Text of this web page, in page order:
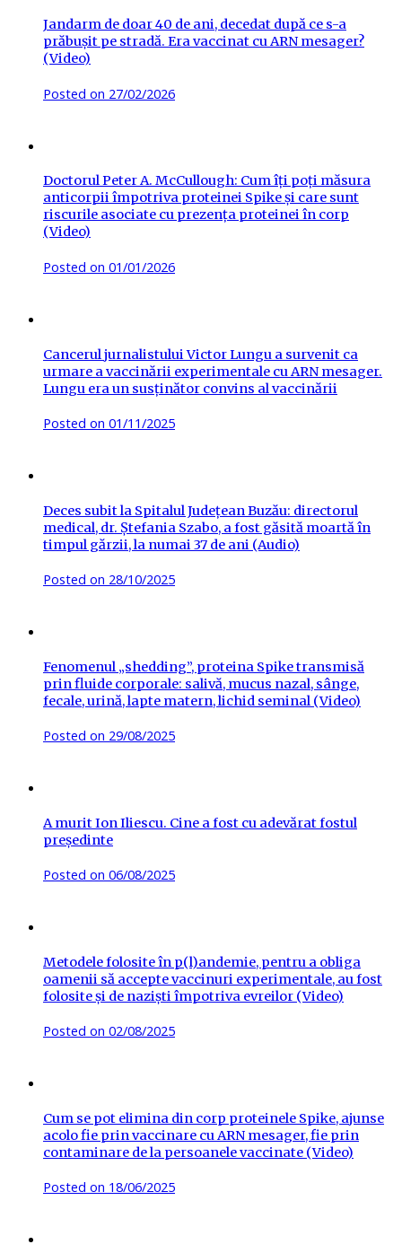
Jandarm de doar 40 de ani, decedat după ce s-a
prăbușit pe stradă. Era vaccinat cu ARN mesager?
(Video)
Posted on 27/02/2026
Doctorul Peter A. McCullough: Cum îți poți măsura
anticorpii împotriva proteinei Spike și care sunt
riscurile asociate cu prezența proteinei în corp
(Video)
Posted on 01/01/2026
Cancerul jurnalistului Victor Lungu a survenit ca
urmare a vaccinării experimentale cu ARN mesager.
Lungu era un susținător convins al vaccinării
Posted on 01/11/2025
Deces subit la Spitalul Județean Buzău: directorul
medical, dr. Ștefania Szabo, a fost găsită moartă în
timpul gărzii, la numai 37 de ani (Audio)
Posted on 28/10/2025
Fenomenul „shedding”, proteina Spike transmisă
prin fluide corporale: salivă, mucus nazal, sânge,
fecale, urină, lapte matern, lichid seminal (Video)
Posted on 29/08/2025
A murit Ion Iliescu. Cine a fost cu adevărat fostul
președinte
Posted on 06/08/2025
Metodele folosite în p(l)andemie, pentru a obliga
oamenii să accepte vaccinuri experimentale, au fost
folosite și de naziști împotriva evreilor (Video)
Posted on 02/08/2025
Cum se pot elimina din corp proteinele Spike, ajunse
acolo fie prin vaccinare cu ARN mesager, fie prin
contaminare de la persoanele vaccinate (Video)
Posted on 18/06/2025